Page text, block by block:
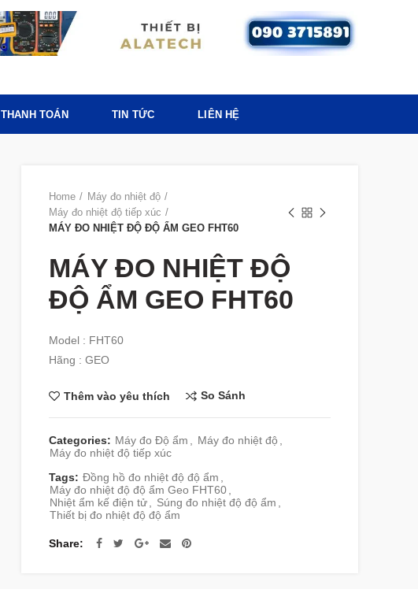
THANH TOÁN TIN TỨC LIÊN HỆ
Home
Máy đo nhiệt độ
Máy đo nhiệt độ tiếp xúc
MÁY ĐO NHIỆT ĐỘ ĐỘ ẨM GEO FHT60
MÁY ĐO NHIỆT ĐỘ
ĐỘ ẨM GEO FHT60
Model : FHT60
Hãng : GEO
Thêm vào yêu thích So Sánh
Categories: Máy đo Độ ẩm , Máy đo nhiệt độ ,
Máy đo nhiệt độ tiếp xúc
Tags: Đồng hồ đo nhiệt độ độ ẩm ,
Máy đo nhiệt độ độ ẩm Geo FHT60 ,
Nhiệt ẩm kế điện tử , Súng đo nhiệt độ độ ẩm ,
Thiết bị đo nhiệt độ độ ẩm
Share